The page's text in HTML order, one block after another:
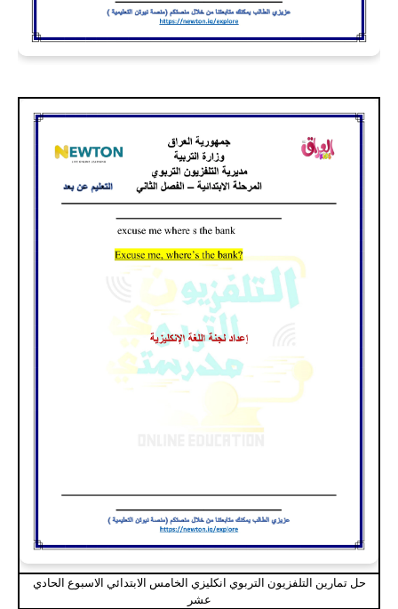
حل تمارين التلفزيون التربوي انكليزي الخامس الابتدائي الاسبوع الحادي
عشر